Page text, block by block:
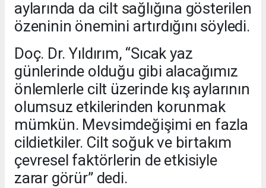
aylarında da cilt sağlığına gösterilen
özeninin önemini artırdığını söyledi.
Doç. Dr. Yıldırım, “Sıcak yaz
günlerinde olduğu gibi alacağımız
önlemlerle cilt üzerinde kış aylarının
olumsuz etkilerinden korunmak
mümkün. Mevsimdeğişimi en fazla
cildietkiler. Cilt soğuk ve birtakım
çevresel faktörlerin de etkisiyle
zarar görür” dedi.